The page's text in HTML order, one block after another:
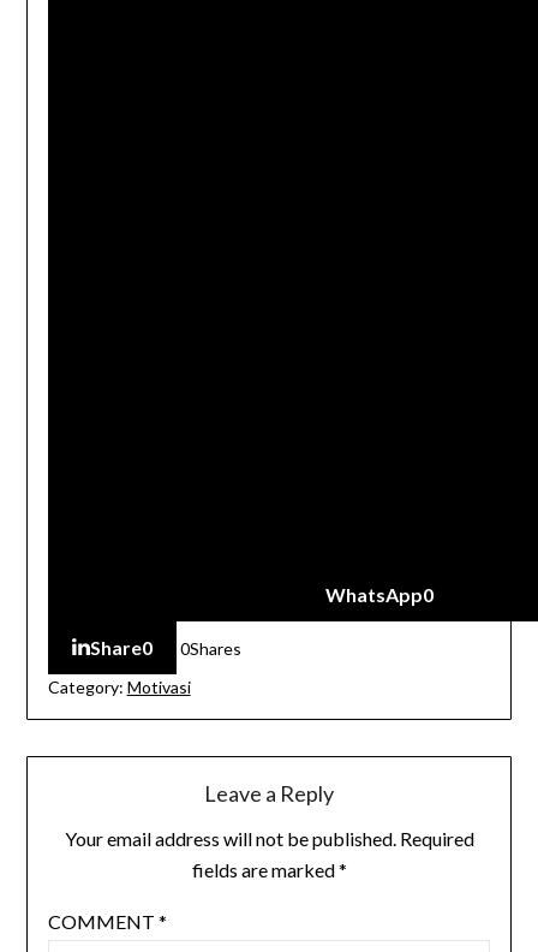
WhatsApp0
Share0 0Shares
Category: Motivasi
Leave a Reply
Your email address will not be published. Required
fields are marked*
COMMENT *